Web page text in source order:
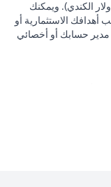
الكندي). ويمكنك
الاستثمارية أو
مدير حسابك أو أخصائي
إلى الين